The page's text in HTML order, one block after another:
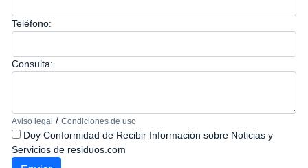
Teléfono:
Consulta:
Aviso legal / Condiciones de uso
Doy Conformidad de Recibir Información sobre Noticias y
Servicios de residuos.com